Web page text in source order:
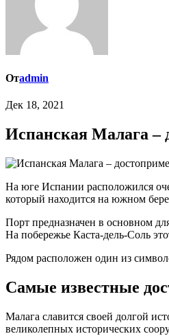
Отadmin
Дек 18, 2021
Испанская Малага –
На юге Испании расположился
который находится на южном
Порт предназначен в основном
На побережье Каста-дель-Соль
Рядом расположен один из
Самые известные
Малага славится своей долгой
великолепных исторических